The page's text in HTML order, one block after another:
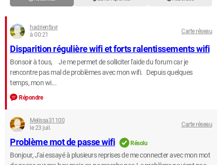
hadrienfavr
à 00:21
Carte réseau
Disparition régulière wifi et forts ralentissements wifi
Bonsoir à tous, Je me permet de solliciter l'aide du forum car je
rencontre pas mal de problèmes avec mon wifi. Depuis quelques
temps, mon wi...
Répondre
Melissa31100
le 23 juil.
Carte réseau
Problème mot de passe wifi Résolu
Bonjour, J'ai essayé à plusieurs reprises de me connecter avec mon mot